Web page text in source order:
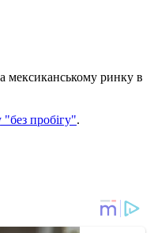
мексиканському ринку в
пробігу".